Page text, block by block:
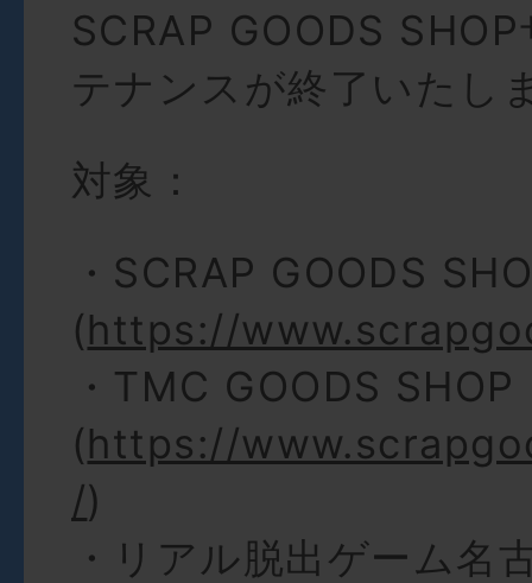
SCRAP GOODS
テナンスが終了いたし
対象：
・SCRAP GOODS
(https://
・TMC GOODS SHOP
(https://
/)
・リアル脱出ゲーム名